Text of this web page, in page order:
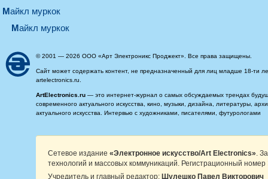
майкл муркок
майкл муркок
© 2001 — 2026 ООО «Арт Электроникс Проджект». Все права защищены.
Сайт может содержать контент, не предназначенный для лиц младше 18-ти
artelectronics.ru.
ArtElectronics.ru — это интернет-журнал о самых обсуждаемых трендах
современного актуального искусства, кино, музыки, дизайна, литературы,
актуального искусства. Интервью с художниками, писателями, футурологами
Сетевое издание «Электронное искусство/Art Electronics» .
технологий и массовых коммуникаций. Регистрационный
Учредитель и главный редактор: Шулешко Павел Викторович